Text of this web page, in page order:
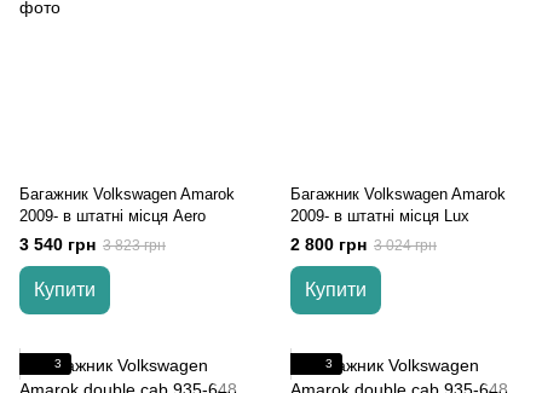
Багажник Volkswagen Amarok
2009- в штатні місця Aero
3 540 грн 3 823 грн
Купити
Багажник Volkswagen Amarok
2009- в штатні місця Lux
2 800 грн 3 024 грн
Купити
3 3